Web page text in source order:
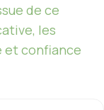
de ce
les
et confiance